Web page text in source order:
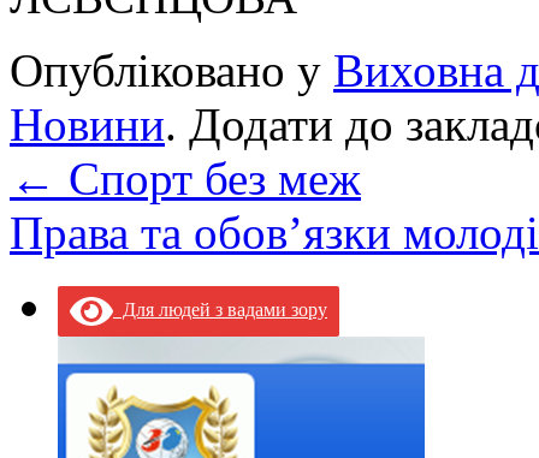
Опубліковано у Виховна
Новини. Додати до
← Спорт без меж
Права та обов’язки
Для людей з вадами зору